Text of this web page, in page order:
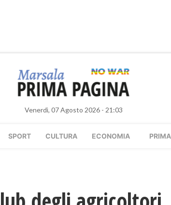
Venerdì, 07 Agosto 2026 - 21:03
SPORT CULTURA ECONOMIA